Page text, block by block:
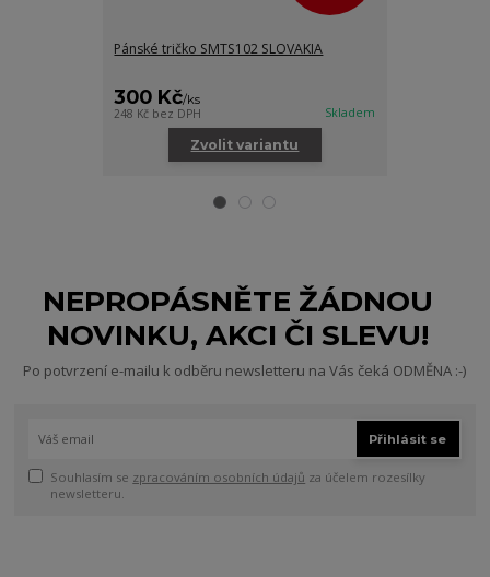
Pánské tričko SMTS102 SLOVAKIA
300 Kč/ks
248 Kč bez DPH Skladem
Zvolit variantu
NEPROPÁSNĚTE ŽÁDNOU
NOVINKU, AKCI ČI SLEVU!
Po potvrzení e-mailu k odběru newsletteru na Vás čeká ODMĚNA :-)
Přihlásit se
Souhlasím se zpracováním osobních údajů za účelem rozesílky
newsletteru.